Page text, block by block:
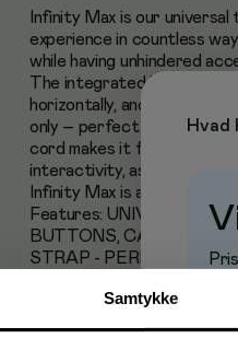
Samtykke
Infinity Max is our
experience in countless
while having unhindered
The integrated hand strap
horizontally, and the
only – perfect for when
cord makes it fit to a
interactivity, as the tablet
Infinity Max is a versatile
Features: UNIVERSAL
BUTTONS, CAMERAS
STRAP - PERFECT FOR
Hvad